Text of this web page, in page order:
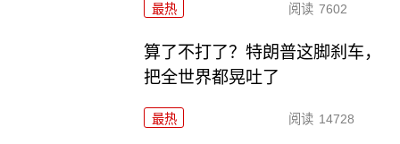
最热 阅读 7602
算了不打了？特朗普这脚刹车，
把全世界都晃吐了
最热 阅读 14728